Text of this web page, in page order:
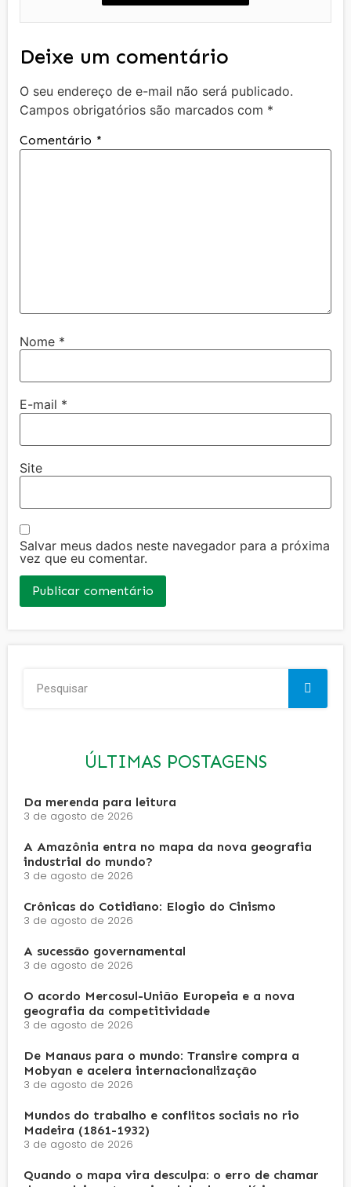
Deixe um comentário
O seu endereço de e-mail não será publicado.
Campos obrigatórios são marcados com *
Comentário *
Nome *
E-mail *
Site
Salvar meus dados neste navegador para a próxima
vez que eu comentar.
ÚLTIMAS POSTAGENS
Da merenda para leitura
3 de agosto de 2026
A Amazônia entra no mapa da nova geografia
industrial do mundo?
3 de agosto de 2026
Crônicas do Cotidiano: Elogio do Cinismo
3 de agosto de 2026
A sucessão governamental
3 de agosto de 2026
O acordo Mercosul-União Europeia e a nova
geografia da competitividade
3 de agosto de 2026
De Manaus para o mundo: Transire compra a
Mobyan e acelera internacionalização
3 de agosto de 2026
Mundos do trabalho e conflitos sociais no rio
Madeira (1861-1932)
3 de agosto de 2026
Quando o mapa vira desculpa: o erro de chamar